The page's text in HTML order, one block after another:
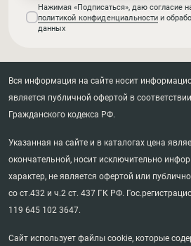
Нажимая «Подписаться», даю согласие
политикой конфиденциальности и
данных
Вся информация на сайте носит
является публичной офертой в
Гражданского кодекса РФ.
Указанная на сайте и в каталогах цена
окончательной, носит исключительно
характер, не является офертой или
со ст.432 и ч.2 ст. 437 ГК РФ.
119 645 102 3647.
Сайт использует файлы cookie, которые